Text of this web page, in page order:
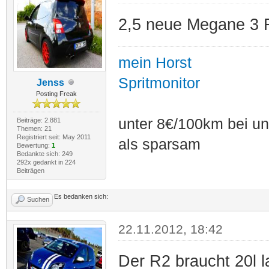
Jenss
Posting Freak
Beiträge: 2.881
Themen: 21
Registriert seit: May 2011
Bewertung: 1
Bedankte sich: 249
292x gedankt in 224
Beiträgen
2,5 neue Megane 3
mein Horst
Spritmonitor
unter 8€/100km bei
als sparsam
Suchen Es bedanken sich:
22.11.2012, 18:42
Der R2 braucht 20l